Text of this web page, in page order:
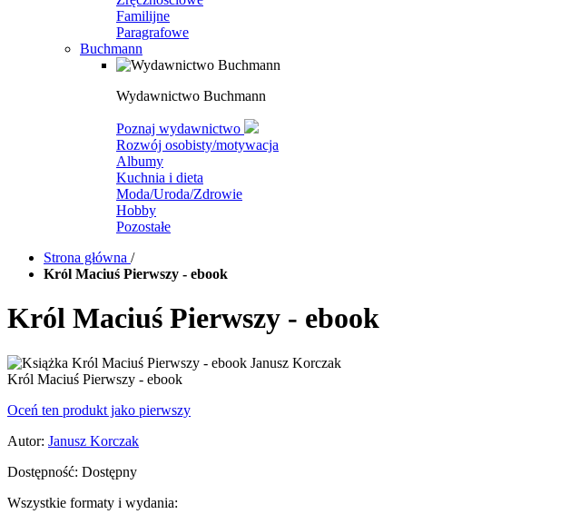
Familijne
Paragrafowe
Buchmann
Wydawnictwo Buchmann
Poznaj wydawnictwo
Rozwój osobisty/motywacja
Albumy
Kuchnia i dieta
Moda/Uroda/Zdrowie
Hobby
Pozostałe
Strona główna /
Król Maciuś Pierwszy - ebook
Król Maciuś Pierwszy - ebook
Król Maciuś Pierwszy - ebook
Oceń ten produkt jako pierwszy
Autor: Janusz Korczak
Dostępność: Dostępny
Wszystkie formaty i wydania: